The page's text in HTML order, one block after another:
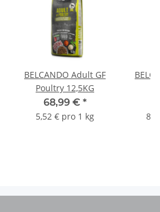
BELCANDO Adult GF
Poultry 12,5KG
68,99 € *
5,52 € pro 1 kg